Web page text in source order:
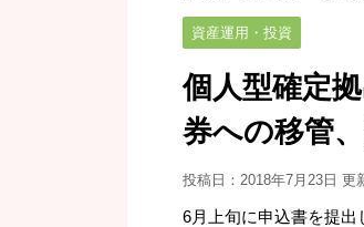
資産運用・投資
個人型確定
券への移管
投稿日：2018年7月23日 更
6月上旬に申込書を提出